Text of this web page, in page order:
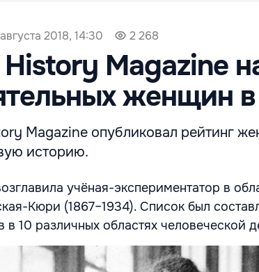
2018, 14:30 2 268
History Magazine
женщин
Magazine опубликовал рейтинг
историю.
учёная-экспериментатор в
Кюри (1867–1934). Список был
в 10 различных областях человеческой